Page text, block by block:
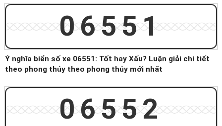
06551
Ý nghĩa biển số xe 06551: Tốt hay Xấu? Luận giải chi tiết
theo phong thủy theo phong thủy mới nhất
06552